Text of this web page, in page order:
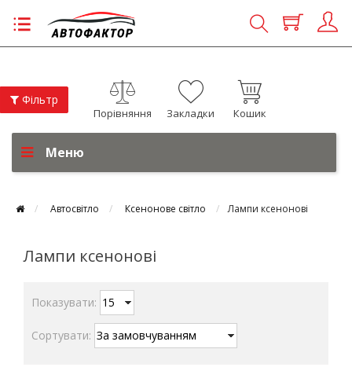
Порівняння Закладки Кошик
Меню
Автосвітло Ксенонове світло Лампи ксенонові
Лампи ксенонові
Показувати:
Сортувати:
Фільтр